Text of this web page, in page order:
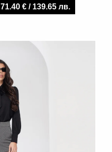
71.40 € / 139.65 лв.